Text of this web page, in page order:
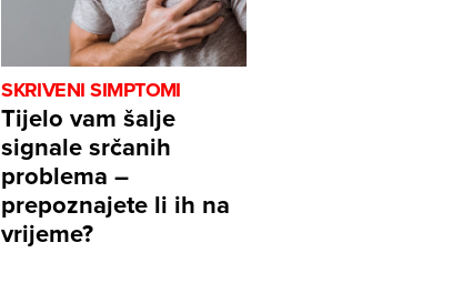
SKRIVENI SIMPTOMI
Tijelo vam šalje
signale srčanih
problema –
prepoznajete li ih na
vrijeme?